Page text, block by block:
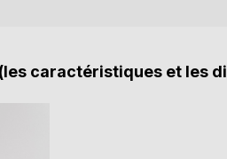
caractéristiques et les